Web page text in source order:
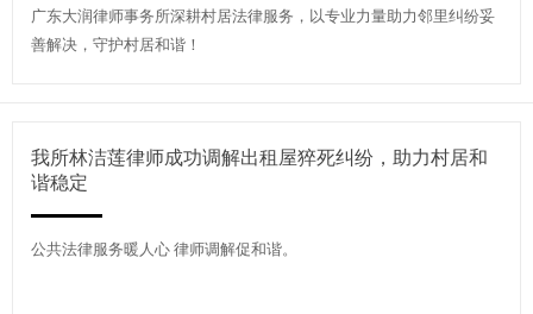
广东大润律师事务所深耕村居法律服务，以专业力量助力邻里纠纷妥
善解决，守护村居和谐！
我所林洁莲律师成功调解出租屋猝死纠纷，助力村居和
谐稳定
公共法律服务暖人心 律师调解促和谐。